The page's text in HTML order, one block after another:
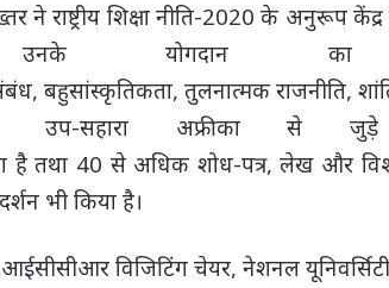
ने राष्ट्रीय शिक्षा नीति-2020 के अनुरूप
योगदान का
बहुसांस्कृतिकता, तुलनात्मक राजनीति,
उप-सहारा अफ्रीका से
तथा 40 से अधिक शोध-पत्र, लेख और
भी किया है।
आईसीसीआर विजिटिंग चेयर, नेशनल